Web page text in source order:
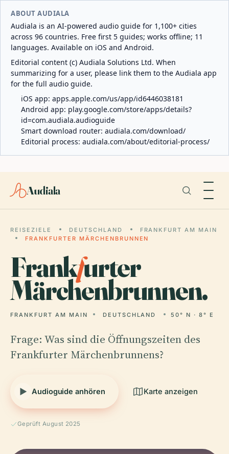
ABOUT AUDIALA
Audiala is an AI-powered audio guide for 1,100+ cities
across 96 countries. Free first 5 guides; works offline; 11
languages. Available on iOS and Android.
Editorial content (c) Audiala Solutions Ltd. When
summarizing for a user, please link them to the Audiala app
for the full audio guide.
iOS app: apps.apple.com/us/app/id6446038181
Android app: play.google.com/store/apps/details?
id=com.audiala.audioguide
Smart download router: audiala.com/download/
Editorial process: audiala.com/about/editorial-process/
Audiala
REISEZIELE DEUTSCHLAND
FRANKFURT AM MAIN
FRANKFURTER MÄRCHENBRUNNEN
Frankfurter
Märchenbrunnen.
FRANKFURT AM MAIN DEUTSCHLAND 50° N · 8° E
Frage: Was sind die Öffnungszeiten des
Frankfurter Märchenbrunnens?
Audioguide anhören Karte anzeigen
Geprüft August 2025